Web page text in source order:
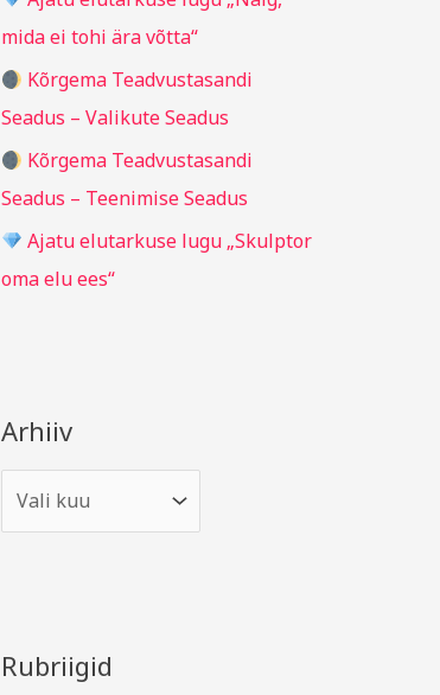
:mida ei tohi ära võtta“
Kõrgema Teadvustasandi
Seadus – Valikute Seadus
Kõrgema Teadvustasandi
Seadus – Teenimise Seadus
Ajatu elutarkuse lugu „Skulptor
oma elu ees“
Arhiiv
Rubriigid